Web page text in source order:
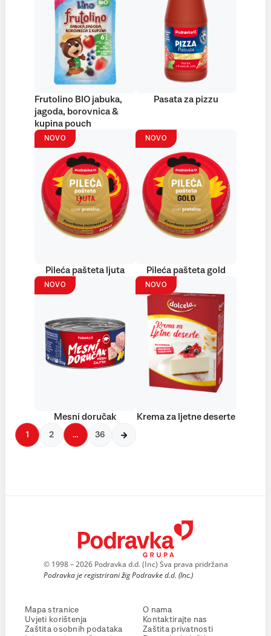
Frutolino BIO jabuka,
jagoda, borovnica &
kupina pouch
Pasata za pizzu
NOVO
Pileća pašteta ljuta
NOVO
Pileća pašteta gold
NOVO
Mesni doručak
NOVO
Krema za ljetne deserte
1 2 … 36
© 1998 – 2026 Podravka d.d. (Inc) Sva prava pridržana
Podravka je registrirani žig Podravke d.d. (Inc.)
Mapa stranice
Uvjeti korištenja
Zaštita osobnih podataka
O nama
Kontaktirajte nas
Zaštita privatnosti